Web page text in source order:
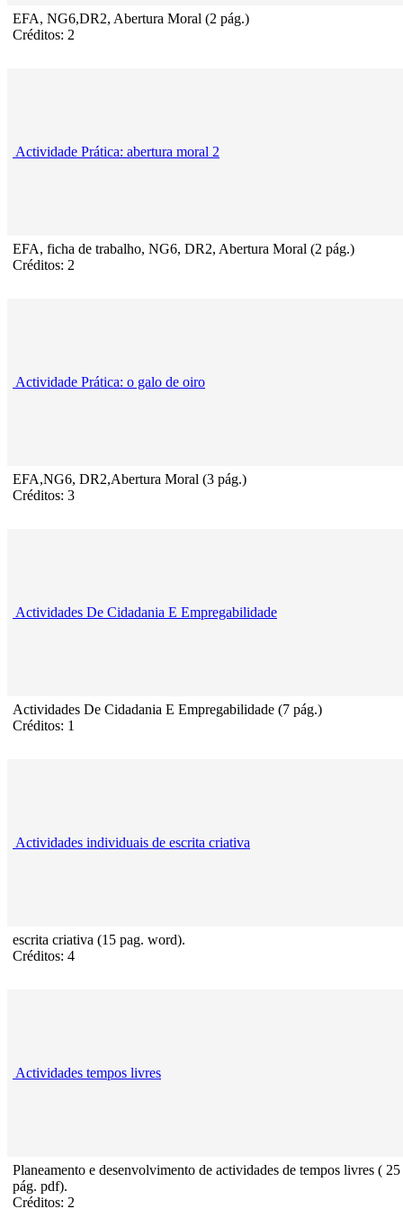
EFA, NG6,DR2, Abertura Moral (2 pág.)
Créditos: 2
Actividade Prática: abertura moral 2
EFA, ficha de trabalho, NG6, DR2, Abertura Moral (2 pág.)
Créditos: 2
Actividade Prática: o galo de oiro
EFA,NG6, DR2,Abertura Moral (3 pág.)
Créditos: 3
Actividades De Cidadania E Empregabilidade
Actividades De Cidadania E Empregabilidade (7 pág.)
Créditos: 1
Actividades individuais de escrita criativa
escrita criativa (15 pag. word).
Créditos: 4
Actividades tempos livres
Planeamento e desenvolvimento de actividades de tempos livres ( 25
pág. pdf).
Créditos: 2